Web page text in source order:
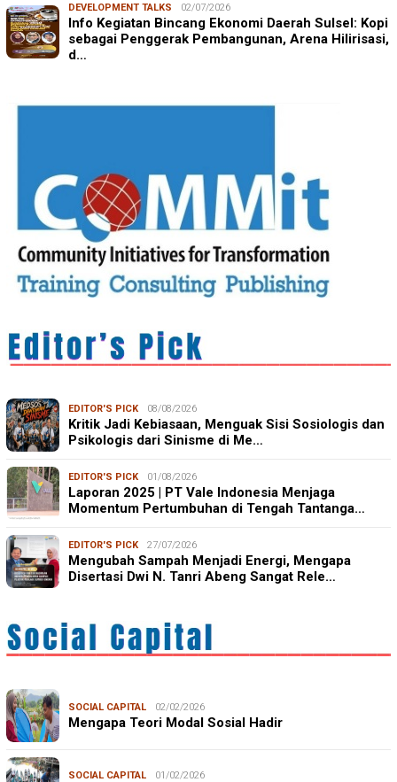
DEVELOPMENT TALKS 02/07/2026
Info Kegiatan Bincang Ekonomi Daerah Sulsel: Kopi
sebagai Penggerak Pembangunan, Arena Hilirisasi,
d…
EDITOR'S PICK 08/08/2026
Kritik Jadi Kebiasaan, Menguak Sisi Sosiologis dan
Psikologis dari Sinisme di Me…
EDITOR'S PICK 01/08/2026
Laporan 2025 | PT Vale Indonesia Menjaga
Momentum Pertumbuhan di Tengah Tantanga…
EDITOR'S PICK 27/07/2026
Mengubah Sampah Menjadi Energi, Mengapa
Disertasi Dwi N. Tanri Abeng Sangat Rele…
SOCIAL CAPITAL 02/02/2026
Mengapa Teori Modal Sosial Hadir
SOCIAL CAPITAL 01/02/2026